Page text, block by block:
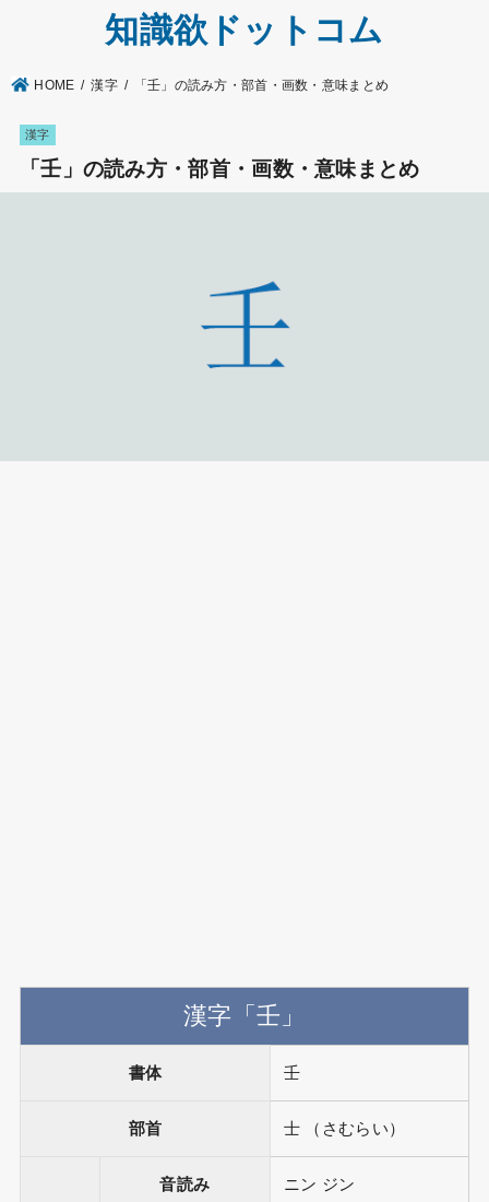
知識欲ドットコム
HOME 漢字 「壬」の読み方・部首・画数・意味まとめ
漢字
「壬」の読み方・部首・画数・意味まとめ
漢字「壬」
書体 壬
部首 士 （さむらい）
音読み ニン ジン